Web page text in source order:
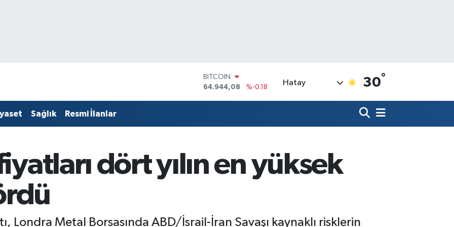
DOLAR
47,7436
%0.18
64,4811
%0.38
BİST100
13.779
%-14
Hatay 30°
Sağlık Resmi İlanlar
dört yılın en yüksek
Londra Metal Borsasında ABD/İsrail-İran Savaşı kaynaklı risklerin